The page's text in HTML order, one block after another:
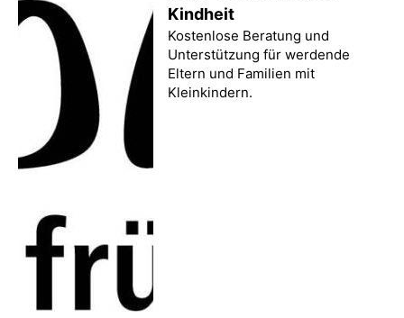
Kindheit
Kostenlose Beratung und
Unterstützung für werdende
Eltern und Familien mit
Kleinkindern.